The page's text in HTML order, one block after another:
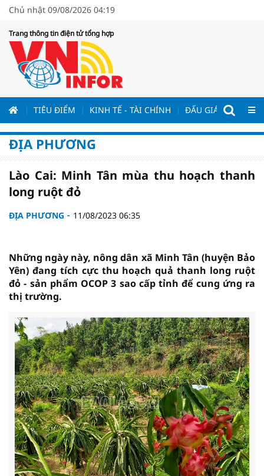
Chủ nhật 09/08/2026 04:19
Trang thông tin điện tử tổng hợp
TIÊU ĐIỂM KINH TẾ - TÀI CHÍNH ĐẤU GIÁ - ĐẤU
ĐỊA PHƯƠNG
Lào Cai: Minh Tân mùa thu hoạch thanh
long ruột đỏ
ĐỊA PHƯƠNG 11/08/2023 06:35
Những ngày này, nông dân xã Minh Tân (huyện Bảo
Yên) đang tích cực thu hoạch quả thanh long ruột
đỏ - sản phẩm OCOP 3 sao cấp tỉnh để cung ứng ra
thị trường.